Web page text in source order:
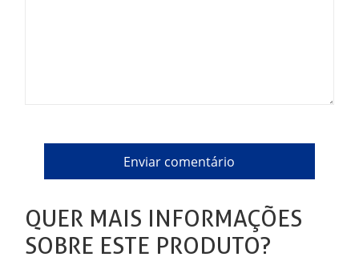
QUER MAIS INFORMAÇÕES
SOBRE ESTE PRODUTO?